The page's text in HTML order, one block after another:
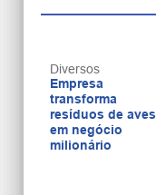
Diversos
Empresa
transforma
resíduos de aves
em negócio
milionário